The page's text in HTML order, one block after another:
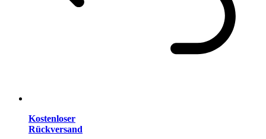
Kostenloser
Rückversand